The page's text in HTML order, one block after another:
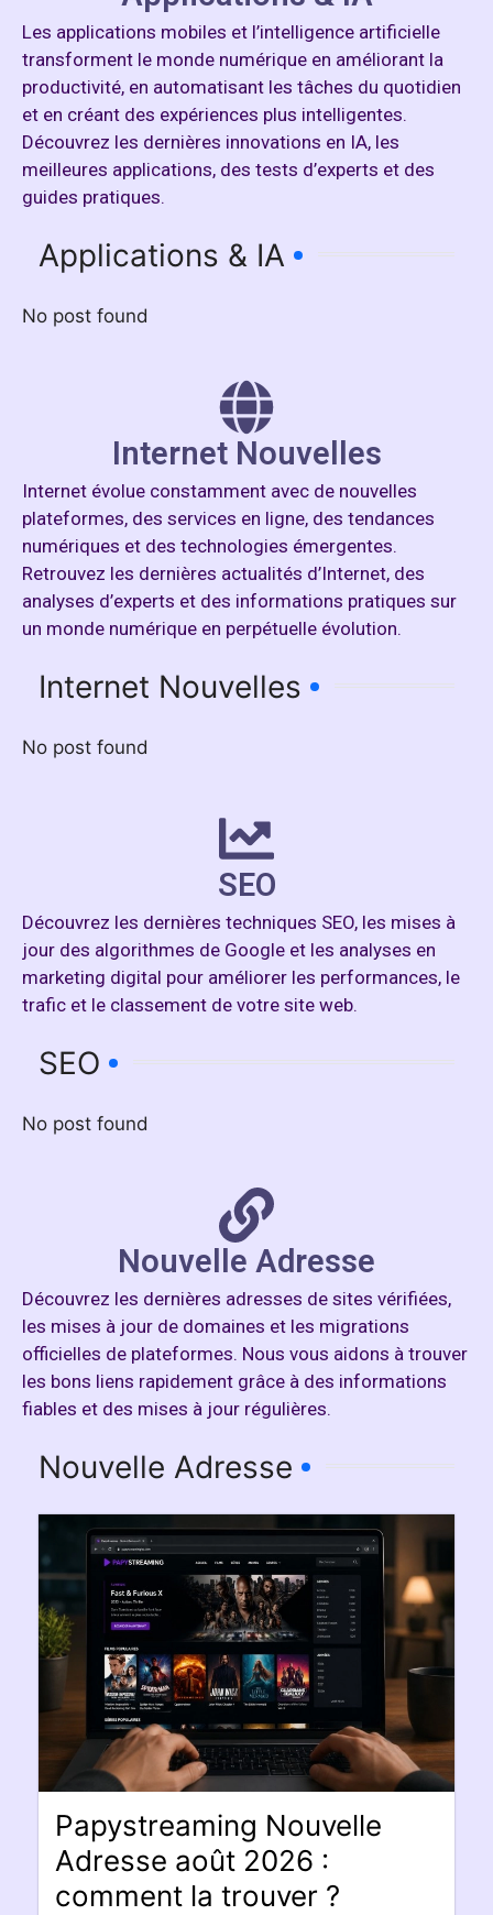
Les applications mobiles et l’intelligence artificielle
transforment le monde numérique en améliorant la
productivité, en automatisant les tâches du quotidien
et en créant des expériences plus intelligentes.
Découvrez les dernières innovations en IA, les
meilleures applications, des tests d’experts et des
guides pratiques.
Applications & IA
No post found
Internet Nouvelles
Internet évolue constamment avec de nouvelles
plateformes, des services en ligne, des tendances
numériques et des technologies émergentes.
Retrouvez les dernières actualités d’Internet, des
analyses d’experts et des informations pratiques sur
un monde numérique en perpétuelle évolution.
Internet Nouvelles
No post found
SEO
Découvrez les dernières techniques SEO, les mises à
jour des algorithmes de Google et les analyses en
marketing digital pour améliorer les performances, le
trafic et le classement de votre site web.
SEO
No post found
Nouvelle Adresse
Découvrez les dernières adresses de sites vérifiées,
les mises à jour de domaines et les migrations
officielles de plateformes. Nous vous aidons à trouver
les bons liens rapidement grâce à des informations
fiables et des mises à jour régulières.
Nouvelle Adresse
Papystreaming Nouvelle
Adresse août 2026 :
comment la trouver ?